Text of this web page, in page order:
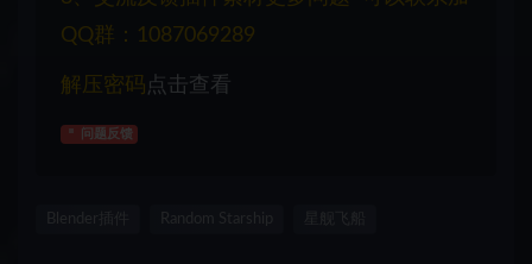
QQ群：1087069289
解压密码 点击查看
问题反馈
Random Starship